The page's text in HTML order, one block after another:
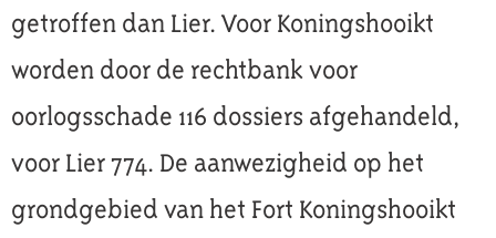
getroffen dan Lier. Voor Koningshooikt
worden door de rechtbank voor
oorlogsschade 116 dossiers afgehandeld,
voor Lier 774. De aanwezigheid op het
grondgebied van het Fort Koningshooikt